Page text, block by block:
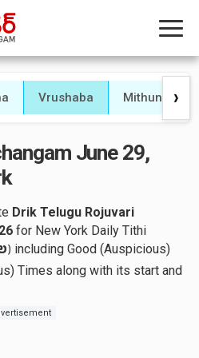
Vrushaba Mithuna ❯
June 29,
Drik Telugu Rojuvari
for New York Daily Tithi
) including Good (Auspicious)
Times along with its start and